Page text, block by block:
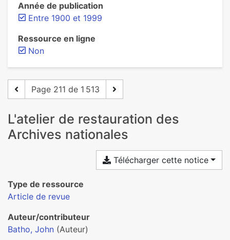
Année de publication
Entre 1900 et 1999
Ressource en ligne
Non
Page 211 de 1 513
L'atelier de restauration des
Archives nationales
Télécharger cette notice
Type de ressource
Article de revue
Auteur/contributeur
Batho, John (Auteur)